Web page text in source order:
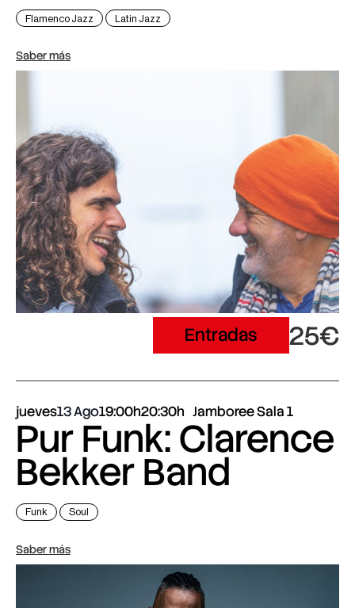
Flamenco Jazz Latin Jazz
Saber más
Entradas 25€
jueves13 Ago19:00h20:30h Jamboree Sala 1
Pur Funk: Clarence
Bekker Band
Funk Soul
Saber más